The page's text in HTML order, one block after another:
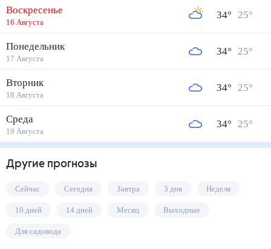
Воскресенье
16 Августа
34° 25°
Понедельник
17 Августа
34° 25°
Вторник
18 Августа
34° 25°
Среда
19 Августа
34° 25°
Другие прогнозы
Сейчас Сегодня Завтра 3 дня Неделя
10 дней 14 дней Месяц Выходные
Для садовода